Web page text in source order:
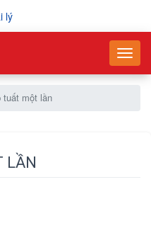
lý
tuất một lần
LẦN
–
mua hàng
–
trợ